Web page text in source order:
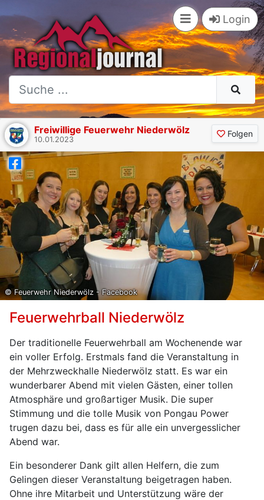
Login
Freiwillige Feuerwehr Niederwölz
10.01.2023
Folgen
© Feuerwehr Niederwölz - Facebook
Feuerwehrball Niederwölz
Der traditionelle Feuerwehrball am Wochenende war
ein voller Erfolg. Erstmals fand die Veranstaltung in
der Mehrzweckhalle Niederwölz statt. Es war ein
wunderbarer Abend mit vielen Gästen, einer tollen
Atmosphäre und großartiger Musik. Die super
Stimmung und die tolle Musik von Pongau Power
trugen dazu bei, dass es für alle ein unvergesslicher
Abend war.
Ein besonderer Dank gilt allen Helfern, die zum
Gelingen dieser Veranstaltung beigetragen haben.
Ohne ihre Mitarbeit und Unterstützung wäre der